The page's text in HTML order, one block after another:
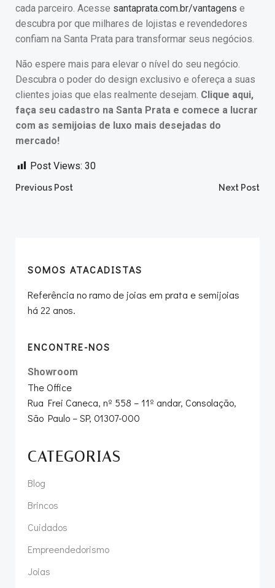
cada parceiro. Acesse santaprata.com.br/vantagens e
descubra por que milhares de lojistas e revendedores
confiam na Santa Prata para transformar seus negócios.
Não espere mais para elevar o nível do seu negócio.
Descubra o poder do design exclusivo e ofereça a suas
clientes joias que elas realmente desejam. Clique aqui,
faça seu cadastro na Santa Prata e comece a lucrar
com as semijoias de luxo mais desejadas do
mercado!
Post Views: 30
Post
Previous Post Next Post
SOMOS ATACADISTAS
Referência no ramo de joias em prata e semijoias
há 22 anos.
ENCONTRE-NOS
Showroom
The Office
Rua Frei Caneca, nº 558 – 11º andar, Consolação,
São Paulo – SP, 01307-000
CATEGORIAS
Blog
Brincos
Cuidados
Empreendedorismo
Joias